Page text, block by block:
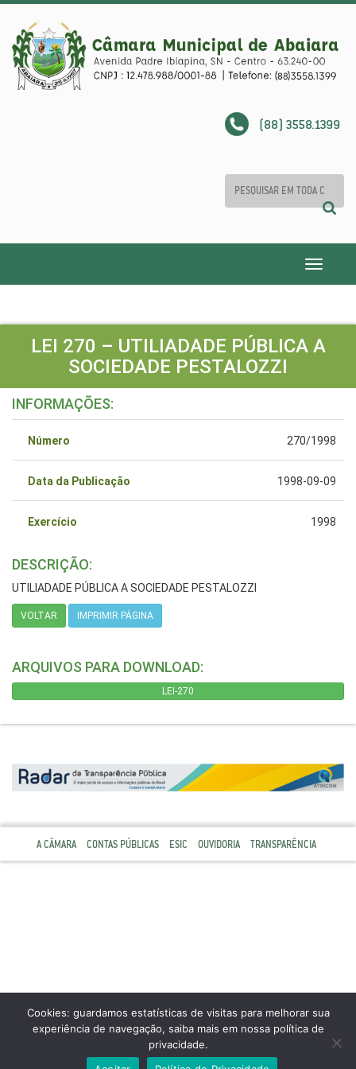
(88) 3558.1399
Toggle
LEI 270 – UTILIADADE PÚBLICA A
SOCIEDADE PESTALOZZI
INFORMAÇÕES:
Número 270/1998
Data da Publicação 1998-09-09
Exercício 1998
DESCRIÇÃO:
UTILIADADE PÚBLICA A SOCIEDADE PESTALOZZI
VOLTAR IMPRIMIR PÁGINA
ARQUIVOS PARA DOWNLOAD:
LEI-270
A CÂMARA CONTAS PÚBLICAS ESIC OUVIDORIA TRANSPARÊNCIA
Cookies: guardamos estatísticas de visitas para melhorar sua
experiência de navegação, saiba mais em nossa política de
privacidade.